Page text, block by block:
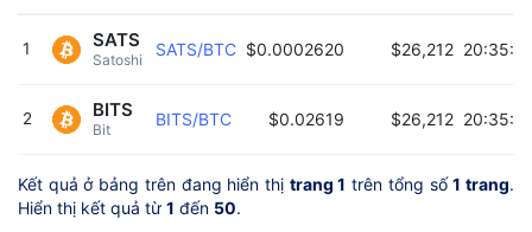
1
Satoshi
SATS SATS/BTC $0.0002620 $26,212
2
Bit
BITS BITS/BTC $0.02619 $26,212
Kết quả ở bảng trên đang hiển thị trang 1 trên tổng số1 trang.
Hiển thị kết quả từ 1 đến 50.